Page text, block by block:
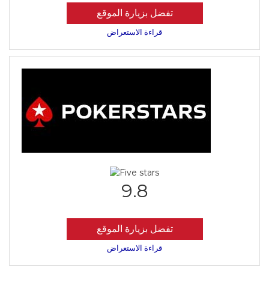
تفضل بزيارة الموقع
قراءة الاستعراض
9.8
تفضل بزيارة الموقع
قراءة الاستعراض